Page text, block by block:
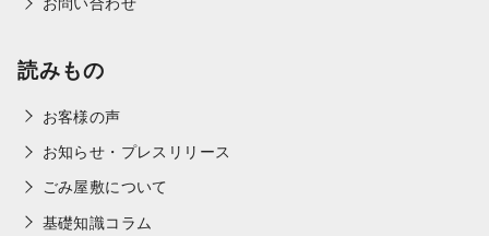
読みもの
お客様の声
お知らせ・プレスリリース
ごみ屋敷について
基礎知識コラム